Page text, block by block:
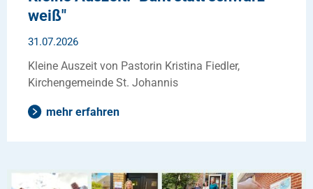
weiß"
31.07.2026
Kleine Auszeit von Pastorin Kristina Fiedler,
Kirchengemeinde St. Johannis
mehr erfahren